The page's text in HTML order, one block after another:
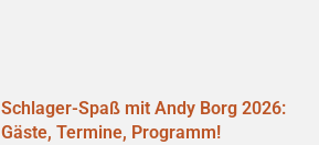
Schlager-Spaß mit Andy Borg 2026:
Gäste, Termine, Programm!